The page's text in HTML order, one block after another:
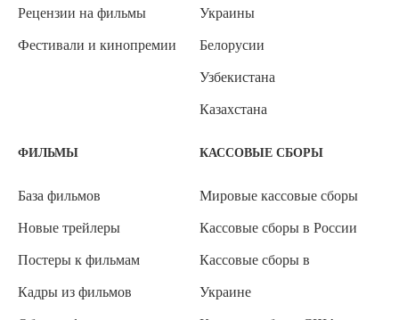
Рецензии на фильмы
Фестивали и кинопремии
Украины
Белорусии
Узбекистана
Казахстана
ФИЛЬМЫ
База фильмов
Новые трейлеры
Постеры к фильмам
Кадры из фильмов
КАССОВЫЕ СБОРЫ
Мировые кассовые сборы
Кассовые сборы в России
Кассовые сборы в
Украине